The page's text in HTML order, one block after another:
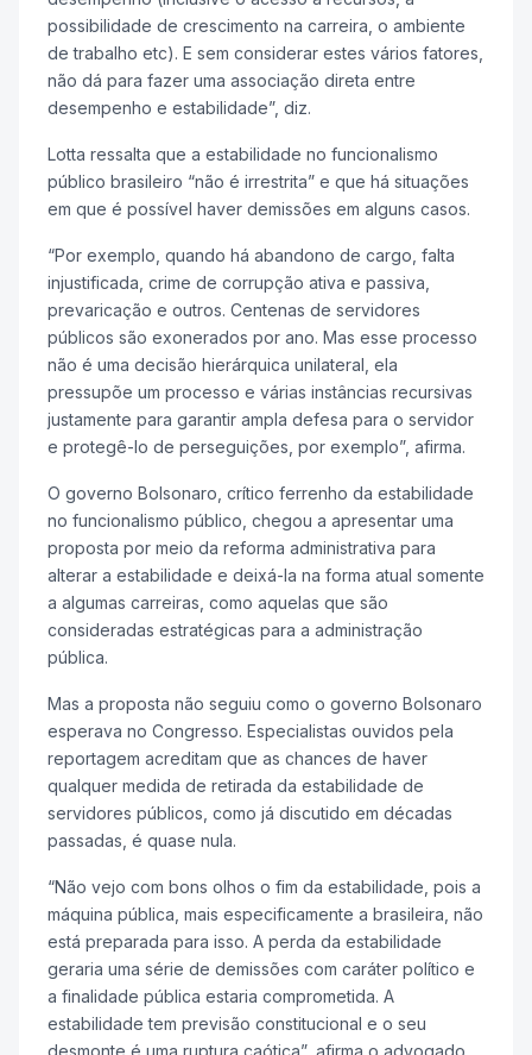
possibilidade de crescimento na carreira, o ambiente
de trabalho etc). E sem considerar estes vários fatores,
não dá para fazer uma associação direta entre
desempenho e estabilidade”, diz.
Lotta ressalta que a estabilidade no funcionalismo
público brasileiro “não é irrestrita” e que há situações
em que é possível haver demissões em alguns casos.
“Por exemplo, quando há abandono de cargo, falta
injustificada, crime de corrupção ativa e passiva,
prevaricação e outros. Centenas de servidores
públicos são exonerados por ano. Mas esse processo
não é uma decisão hierárquica unilateral, ela
pressupõe um processo e várias instâncias recursivas
justamente para garantir ampla defesa para o servidor
e protegê-lo de perseguições, por exemplo”, afirma.
O governo Bolsonaro, crítico ferrenho da estabilidade
no funcionalismo público, chegou a apresentar uma
proposta por meio da reforma administrativa para
alterar a estabilidade e deixá-la na forma atual somente
a algumas carreiras, como aquelas que são
consideradas estratégicas para a administração
pública.
Mas a proposta não seguiu como o governo Bolsonaro
esperava no Congresso. Especialistas ouvidos pela
reportagem acreditam que as chances de haver
qualquer medida de retirada da estabilidade de
servidores públicos, como já discutido em décadas
passadas, é quase nula.
“Não vejo com bons olhos o fim da estabilidade, pois a
máquina pública, mais especificamente a brasileira, não
está preparada para isso. A perda da estabilidade
geraria uma série de demissões com caráter político e
a finalidade pública estaria comprometida. A
estabilidade tem previsão constitucional e o seu
desmonte é uma ruptura caótica”, afirma o advogado